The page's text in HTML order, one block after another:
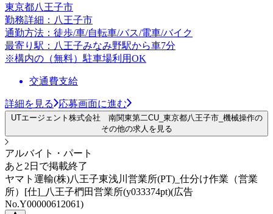
東京都八王子市
勤務詳細：八王子市
通勤方法：徒歩/車/自転車/バス/電車/バイク
最寄り駅：八王子みなみ野駅から車7分
※構内の（無料）駐車場利用OK
交通費支給
詳細を見る 応募画面に進む
UTエージェント株式会社 南関東第二CU_東京都八王子市_機械操作の
その他の求人を見る
アルバイト・パート
あと2日で掲載終了
ヤマト運輸(株)八王子東浅川営業所(PT)_仕分け作業（営業
所）[仕]_八王子椚田営業所(y033374pt)(広告
No.Y00000612061)